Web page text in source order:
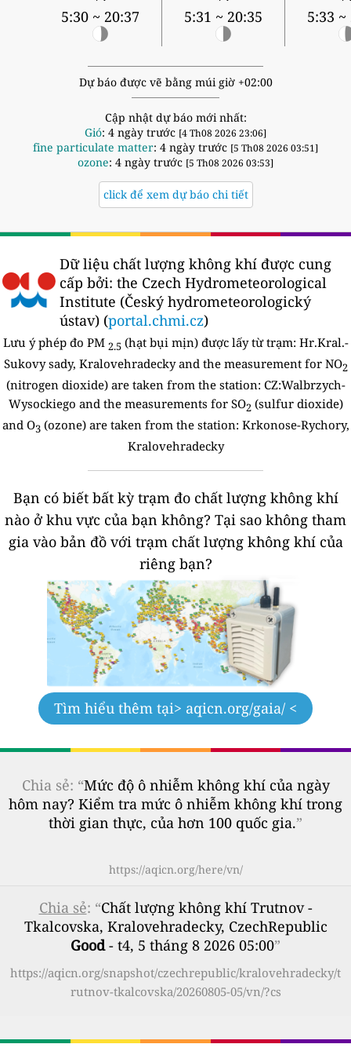
5:30 ~ 20:37 5:31 ~ 20:35 5:33 ~
Dự báo được vẽ bằng múi giờ +02:00
Cập nhật dự báo mới nhất:
Gió: 4 ngày trước [4 Th08 2026 23:06]
fine particulate matter: 4 ngày trước [5 Th08 2026 03:51]
ozone: 4 ngày trước [5 Th08 2026 03:53]
click để xem dự báo chi tiết
Dữ liệu chất lượng không khí được cung
cấp bởi: the Czech Hydrometeorological
Institute (Český hydrometeorologický
ústav) (portal.chmi.cz)
Lưu ý phép đo PM 2.5 (hạt bụi mịn) được lấy từ trạm: Hr.Kral.-
Sukovy sady, Kralovehradecky and the measurement for NO2
(nitrogen dioxide) are taken from the station: CZ:Walbrzych-
Wysockiego and the measurements for SO2 (sulfur dioxide)
and O3(ozone) are taken from the station: Krkonose-Rychory,
Kralovehradecky
Bạn có biết bất kỳ trạm đo chất lượng không khí
nào ở khu vực của bạn không? Tại sao không tham
gia vào bản đồ với trạm chất lượng không khí của
riêng bạn?
Tìm hiểu thêm tại> aqicn.org/gaia/ <
Chia sẻ: “Mức độ ô nhiễm không khí của ngày
hôm nay? Kiểm tra mức ô nhiễm không khí trong
thời gian thực, của hơn 100 quốc gia.”
https://aqicn.org/here/vn/
Chia sẻ: “Chất lượng không khí Trutnov -
Tkalcovska, Kralovehradecky, CzechRepublic
Good- t4, 5 tháng 8 2026 05:00”
https://aqicn.org/snapshot/czechrepublic/kralovehradecky/t
rutnov-tkalcovska/20260805-05/vn/?cs